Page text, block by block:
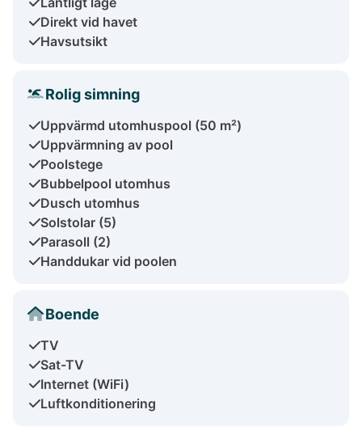
Direkt vid havet
Havsutsikt
Rolig simning
Uppvärmd utomhuspool (50 m²)
Uppvärmning av pool
Poolstege
Bubbelpool utomhus
Dusch utomhus
Solstolar (5)
Parasoll (2)
Handdukar vid poolen
Boende
TV
Sat-TV
Internet (WiFi)
Luftkonditionering